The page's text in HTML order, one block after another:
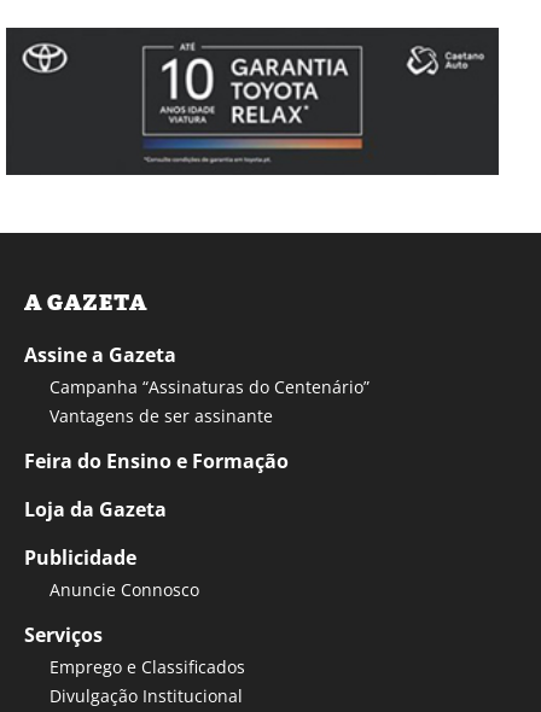
A GAZETA
Assine a Gazeta
Campanha “Assinaturas do Centenário”
Vantagens de ser assinante
Feira do Ensino e Formação
Loja da Gazeta
Publicidade
Anuncie Connosco
Serviços
Emprego e Classificados
Divulgação Institucional